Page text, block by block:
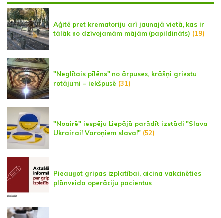
Aģitē pret krematoriju arī jaunajā vietā, kas ir
tālāk no dzīvojamām mājām (papildināts) (19)
"Neglītais pīlēns" no ārpuses, krāšņi griestu
rotājumi – iekšpusē (31)
"Noairē" iespēju Liepājā parādīt izstādi "Slava
Ukrainai! Varoņiem slava!" (52)
Pieaugot gripas izplatībai, aicina vakcinēties
plānveida operāciju pacientus